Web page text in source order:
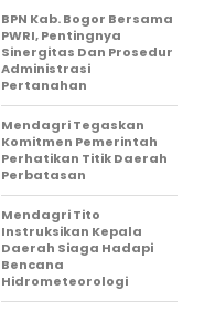
BPN Kab. Bogor Bersama
PWRI, Pentingnya
Sinergitas Dan Prosedur
Administrasi
Pertanahan
Mendagri Tegaskan
Komitmen Pemerintah
Perhatikan Titik Daerah
Perbatasan
Mendagri Tito
Instruksikan Kepala
Daerah Siaga Hadapi
Bencana
Hidrometeorologi